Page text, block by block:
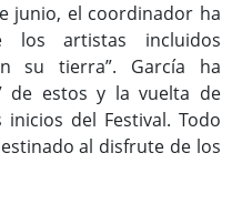
junio, el coordinador ha
los artistas incluidos
su tierra”. García ha
de estos y la vuelta de
del Festival. Todo
al disfrute de los